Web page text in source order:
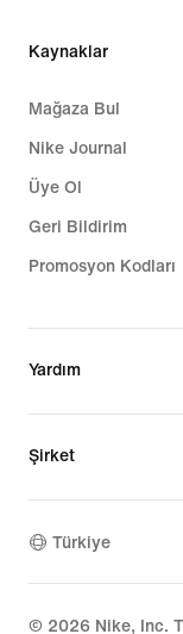
Kaynaklar
Mağaza Bul
Nike Journal
Üye Ol
Geri Bildirim
Promosyon Kodları
Yardım
Şirket
Türkiye
© 2026 Nike, Inc.